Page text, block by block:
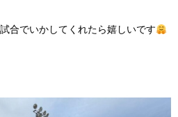
合でいかしてくれたら嬉しいです